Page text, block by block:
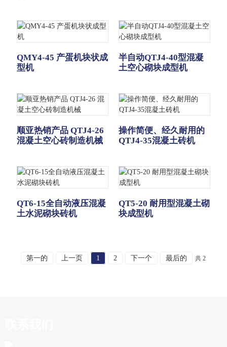
QMY4-45 产蛋机块状成
型机
半自动QTJ4-40型混凝
土空心砌块成型机
顺亚热销产品 QTJ4-26
混凝土空心砖制造机械
操作简便、经久耐用的
QTJ4-35混凝土砖机
QT6-15全自动液压混凝
土水泥砌块砖机
QT5-20 耐用型混凝土砌
块成型机
第一的 上一页 1 2 下一个 最后的 共 2